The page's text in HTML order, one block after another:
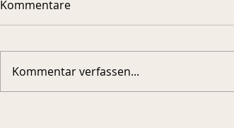
Kommentare
Kommentar verfassen...